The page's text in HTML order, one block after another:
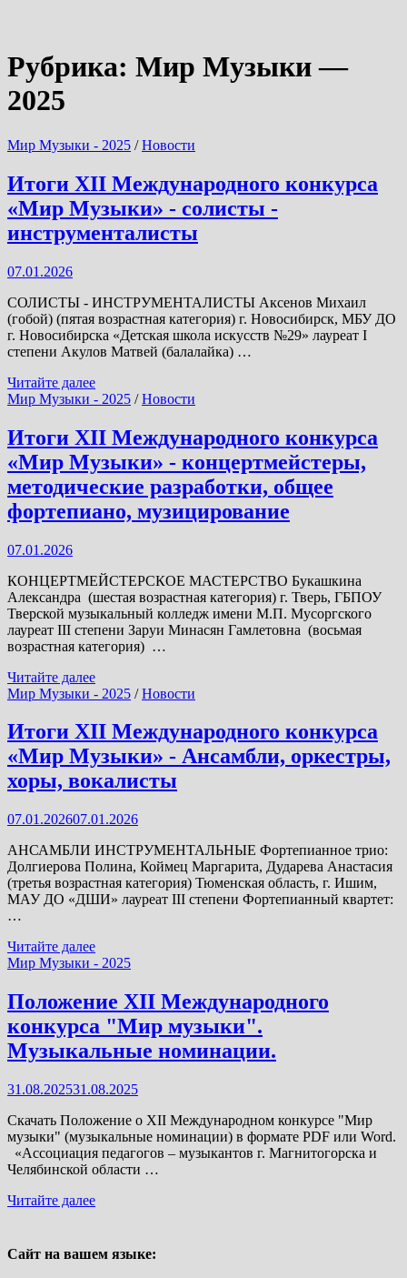
Рубрика: Мир Музыки —
2025
Мир Музыки - 2025 /Новости
Итоги XII Международного конкурса
«Мир Музыки» - солисты -
инструменталисты
07.01.2026
СОЛИСТЫ - ИНСТРУМЕНТАЛИСТЫ Аксенов Михаил
(гобой) (пятая возрастная категория) г. Новосибирск, МБУ ДО
г. Новосибирска «Детская школа искусств №29» лауреат I
степени Акулов Матвей (балалайка) …
Итоги
XII
конкурса
«Мир
Музыки»
солисты
-
Читайте далее
Мир Музыки - 2025 /Новости
Итоги XII Международного конкурса
«Мир Музыки» - концертмейстеры,
методические разработки, общее
фортепиано, музицирование
07.01.2026
КОНЦЕРТМЕЙСТЕРСКОЕ МАСТЕРСТВО Букашкина
Александра (шестая возрастная категория) г. Тверь, ГБПОУ
Тверской музыкальный колледж имени М.П. Мусоргского
лауреат III степени Заруи Минасян Гамлетовна (восьмая
возрастная категория) …
Итоги
XII
конкурса
«Мир
Музыки»
-
концертмейстеры,
разработки,
фортепиано,
музицирование
Читайте далее
Мир Музыки - 2025 /Новости
Итоги XII Международного конкурса
«Мир Музыки» - Ансамбли, оркестры,
хоры, вокалисты
07.01.202607.01.2026
АНСАМБЛИ ИНСТРУМЕНТАЛЬНЫЕ Фортепианное трио:
Долгиерова Полина, Коймец Маргарита, Дударева Анастасия
(третья возрастная категория) Тюменская область, г. Ишим,
МАУ ДО «ДШИ» лауреат III степени Фортепианный квартет:
…
Итоги
XII
конкурса
«Мир
Музыки»
-
Ансамбли,
хоры,
Читайте далее
Мир Музыки - 2025
Положение XII Международного
конкурса "Мир музыки".
Музыкальные номинации.
31.08.202531.08.2025
Скачать Положение о XII Международном конкурсе "Мир
музыки" (музыкальные номинации) в формате PDF или Word.
«Ассоциация педагогов – музыкантов г. Магнитогорска и
Челябинской области …
Положение
конкурса
Читайте далее
Сайт на вашем языке: